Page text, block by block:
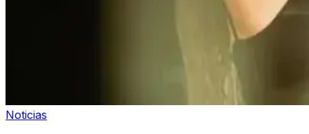
Noticias